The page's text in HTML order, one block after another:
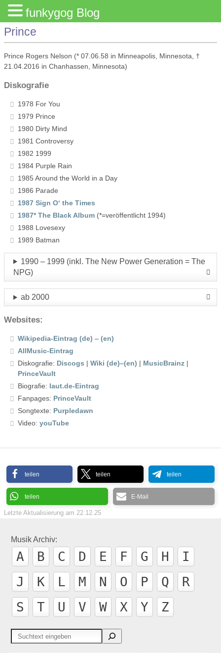
Prince
Prince Rogers Nelson (* 07.06.58 in Minneapolis, Minnesota, †
21.04.2016 in Chanhassen, Minnesota)
Diskografie
1978 For You
1979 Prince
1980 Dirty Mind
1981 Controversy
1982 1999
1984 Purple Rain
1985 Around the World in a Day
1986 Parade
1987 Sign O‘ the Times
1987* The Black Album (*=veröffentlicht 1994)
1988 Lovesexy
1989 Batman
1990 – 1999 (inkl. The New Power Generation = The
NPG)
ab 2000
Websites:
Wikipedia-Eintrag (de) – (en)
AllMusic-Eintrag
Diskografie: Discogs | Wiki (de)–(en) | MusicBrainz |
PrinceVault
Biografie: laut.de-Eintrag
Fanpages: PrinceVault
Songtexte: Purpledawn
Video: youTube
teilen teilen teilen
teilen E-Mail
Letzte Aktualisierung am 22.12.25
Musik Archiv:
A B C D E F G H
I
J
K L M N O P Q
R
S
T U V W X Y Z
Suchen
funkygog Blog